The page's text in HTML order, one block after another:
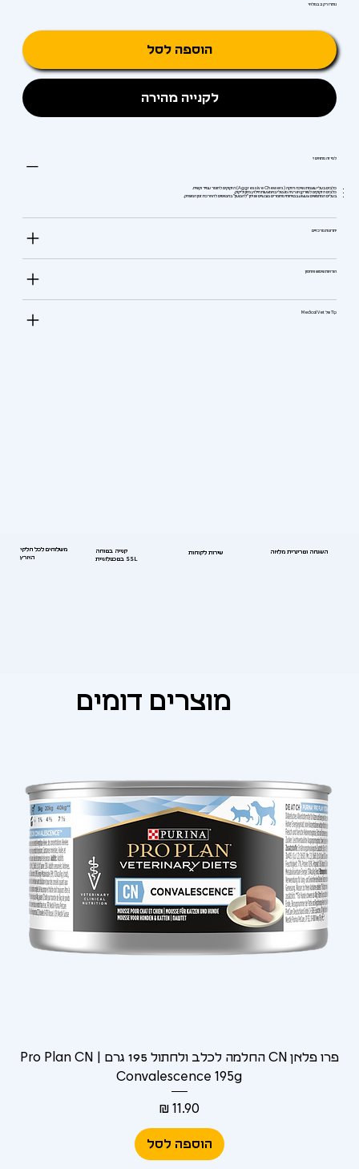
נותרו רק 2 במלאי
הוספה לסל
לקנייה מהירה
למי זה מתאים?
כלבים בעלי עוצמת נשיכה חזקה (Aggressive Chewers) הזקוקים לחומר עמיד וקשיח.
כלבים הזקוקים לפורקן אנרגיה מנטלי באמצעות חילוץ מזון וליקוק.
בעלים המחפשים צעצוע בטיחותי מחומרים טבעיים שניתן "להטעין" בחטיפים להארכת זמן המשחק.
יתרונות מרכזיים
הוראות שימוש ואחסון
Tip של Medical Vet
משלוחים לכל חלקי
הארץ
קנייה בטוחה
בטכנולוגיית SSL
שירות לקוחות השגחה וטרינרית מלאה
מוצרים דומים
פרו פלאן CN החלמה לכלב ולחתול 195 גרם | Pro Plan CN
Convalescence 195g
מחיר‏11.90 ‏₪
הוספה לסל